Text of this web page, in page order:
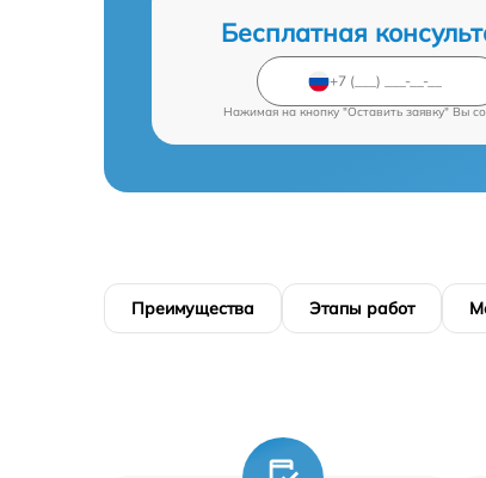
Бесплатная
Нажимая на кнопку "Оставить заявку" Вы
Преимущества Этапы работ